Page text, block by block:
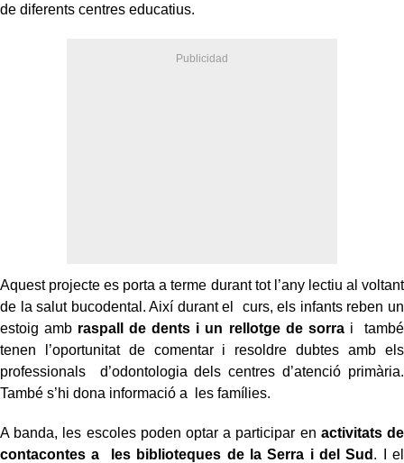
de diferents centres educatius.
Aquest projecte es porta a terme durant tot l’any lectiu al voltant
de la salut bucodental. Així durant el curs, els infants reben un
estoig amb raspall de dents i un rellotge de sorrai també
tenen l’oportunitat de comentar i resoldre dubtes amb els
professionals d’odontologia dels centres d’atenció primària.
També s’hi dona informació a les famílies.
A banda, les escoles poden optar a participar en activitats de
contacontes a les biblioteques de la Serra i del Sud . I el